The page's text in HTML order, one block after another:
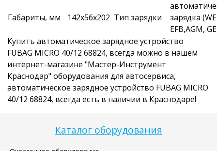
Каталог оборудования
Габариты, мм 142х56х202 Тип зарядки
зарядка
EFB,AGM,
Купить автоматическое зарядное устройство
FUBAG MICRO 40/12 68824, всегда можно в нашем
интернет-магазине "Мастер-Инструмент
Краснодар" оборудования для автосервиса,
автоматическое зарядное устройство FUBAG MICRO
40/12 68824, всегда есть в наличии в Краснодаре!